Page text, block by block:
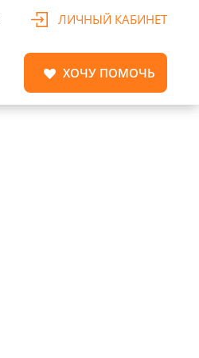
ЛИЧНЫЙ КАБИНЕТ
ХОЧУ ПОМОЧЬ